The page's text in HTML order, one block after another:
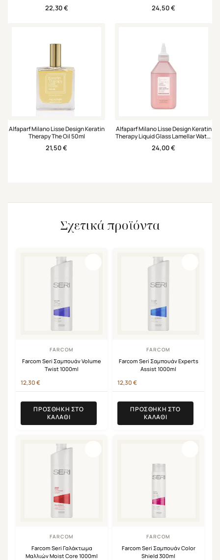
22,30€
6*13ml
24,50€
Alfaparf Milano Lisse Design Keratin
Therapy The Oil 50ml
21,50€
Alfaparf Milano Lisse Design Keratin
Therapy Liquid Glass Lamellar Water
250ml
24,00€
Σχετικά προϊόντα
FARCOM
Farcom Seri Σαμπουάν Volume
Twist 1000ml
12,30€
ΠΡΟΣΘΉΚΗ ΣΤΟ
ΚΑΛΆΘΙ
FARCOM
Farcom Seri Σαμπουάν Experts
Assist 1000ml
12,30€
ΠΡΟΣΘΉΚΗ ΣΤΟ
ΚΑΛΆΘΙ
FARCOM
Farcom Seri Γαλάκτωμα
Μαλλιών Moist Core 1000ml
FARCOM
Farcom Seri Σαμπουάν Color
Shield 300ml